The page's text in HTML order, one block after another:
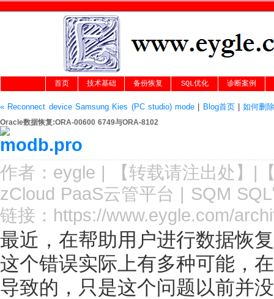
首页 技术基础 备份恢复 SQL优化 诊断案例
« Reconnect device Samsung Kies (PC studio) mode Blog首页|如何删
Oracle数据恢复:ORA-00600 6749与ORA-8102
作者： eygle | 【转载请注出处 】|
zCloud PaaS云管平台 | SQM
链接： https://www.eygle.com/
最近，在帮助用户进行数据恢
这个错误实际上有多种可能，
导致的，只是这个问题以前并